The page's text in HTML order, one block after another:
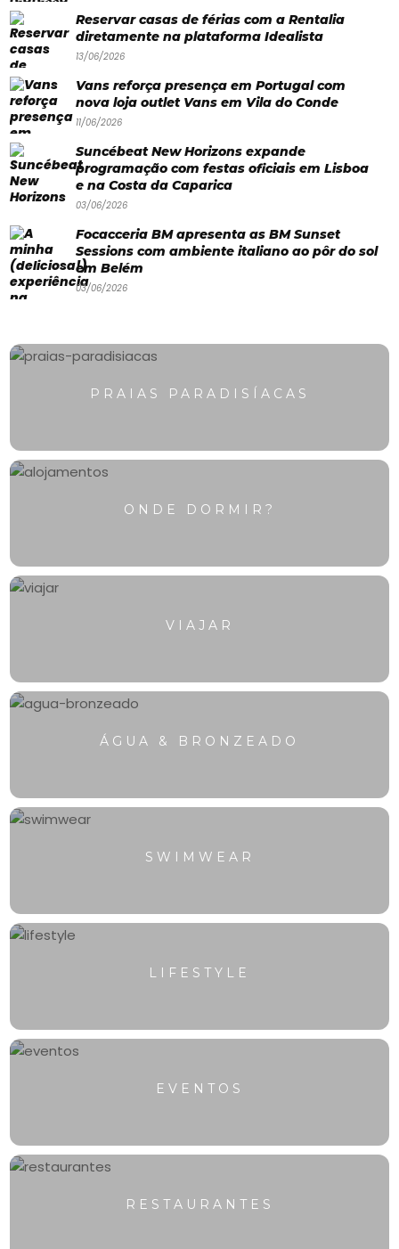
Restaurantes
Praias
Paradisíacas
Swimwear
Água
Bronzeado
Sun7
Falem
💬
Reservar casas de férias com a Rentalia
diretamente na plataforma Idealista
13/06/2026
Vans reforça presença em Portugal com
nova loja outlet Vans em Vila do Conde
11/06/2026
Suncébeat New Horizons expande
programação com festas oficiais em Lisboa
e na Costa da Caparica
03/06/2026
Focacceria BM apresenta as BM Sunset
Sessions com ambiente italiano ao pôr do sol
em Belém
03/06/2026
PRAIAS PARADISÍACAS
ONDE DORMIR?
VIAJAR
ÁGUA & BRONZEADO
SWIMWEAR
LIFESTYLE
EVENTOS
RESTAURANTES